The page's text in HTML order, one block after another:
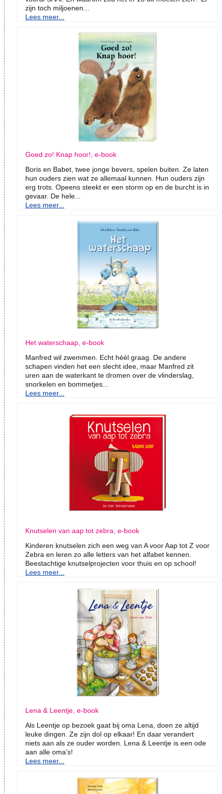
zijn toch miljoenen...
Lees meer...
Goed zo! Knap hoor!, e-book
Boris en Babet, twee jonge bevers, spelen buiten. Ze laten
hun ouders zien wat ze allemaal kunnen. Hun ouders zijn
erg trots. Opeens steekt er een storm op en de burcht is in
gevaar. De hele...
Lees meer...
Het waterschaap, e-book
Manfred wil zwemmen. Echt héél graag. De andere
schapen vinden het een slecht idee, maar Manfred zit
uren aan de waterkant te dromen over de vlinderslag,
snorkelen en bommetjes...
Lees meer...
Knutselen van aap tot zebra, e-book
Kinderen knutselen zich een weg van A voor Aap tot Z voor
Zebra en leren zo alle letters van het alfabet kennen.
Beestachtige knutselprojecten voor thuis en op school!
Lees meer...
Lena & Leentje, e-book
Als Leentje op bezoek gaat bij oma Lena, doen ze altijd
leuke dingen. Ze zijn dol op elkaar! En daar verandert
niets aan als ze ouder worden. Lena & Leentje is een ode
aan alle oma’s!
Lees meer...